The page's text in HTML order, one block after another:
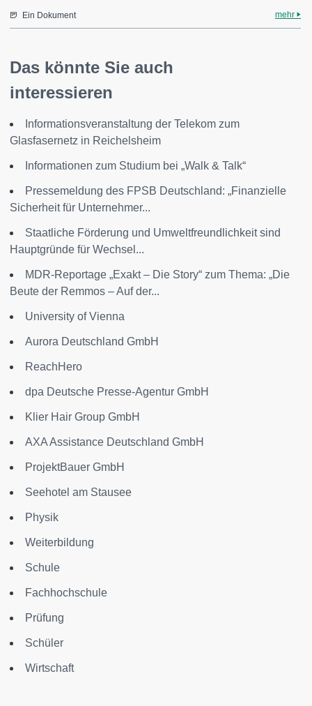
Ein Dokument mehr
Das könnte Sie auch
interessieren
Informationsveranstaltung der Telekom zum
Glasfasernetz in Reichelsheim
Informationen zum Studium bei „Walk & Talk“
Pressemeldung des FPSB Deutschland: „Finanzielle
Sicherheit für Unternehmer...
Staatliche Förderung und Umweltfreundlichkeit sind
Hauptgründe für Wechsel...
MDR-Reportage „Exakt – Die Story“ zum Thema: „Die
Beute der Remmos – Auf der...
University of Vienna
Aurora Deutschland GmbH
ReachHero
dpa Deutsche Presse-Agentur GmbH
Klier Hair Group GmbH
AXA Assistance Deutschland GmbH
ProjektBauer GmbH
Seehotel am Stausee
Physik
Weiterbildung
Schule
Fachhochschule
Prüfung
Schüler
Wirtschaft